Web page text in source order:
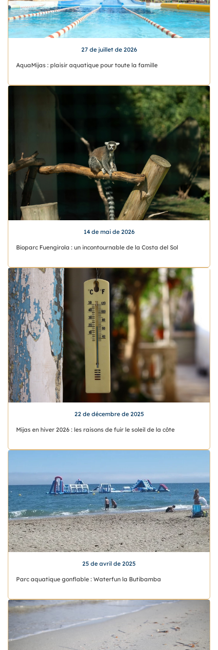
27 de juillet de 2026
AquaMijas : plaisir aquatique pour toute la famille
14 de mai de 2026
Bioparc Fuengirola : un incontournable de la Costa del Sol
22 de décembre de 2025
Mijas en hiver 2026 : les raisons de fuir le soleil de la côte
25 de avril de 2025
Parc aquatique gonflable : Waterfun la Butibamba